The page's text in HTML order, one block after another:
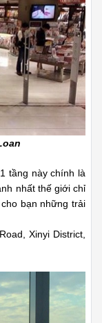
tầng này chính là
nhất thế giới chỉ
bạn những trải
Xinyi District,